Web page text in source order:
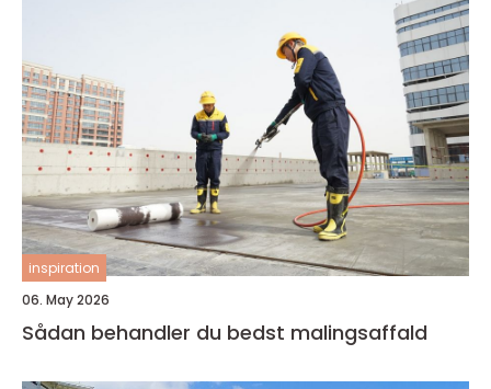
inspiration
06. May 2026
Sådan behandler du bedst malingsaffald